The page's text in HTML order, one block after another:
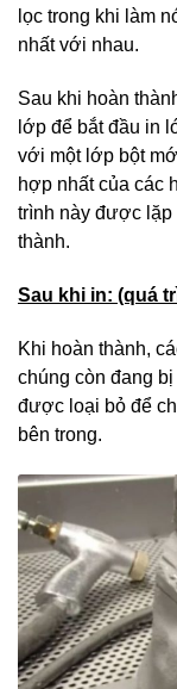
lọc trong khi làm
nhất với nhau.
Sau khi hoàn
lớp để bắt đầu in
với một lớp bột
hợp nhất của các
trình này được lặp
thành.
Sau khi in: (quá
Khi hoàn thành,
chúng còn đang
được loại bỏ để
bên trong.